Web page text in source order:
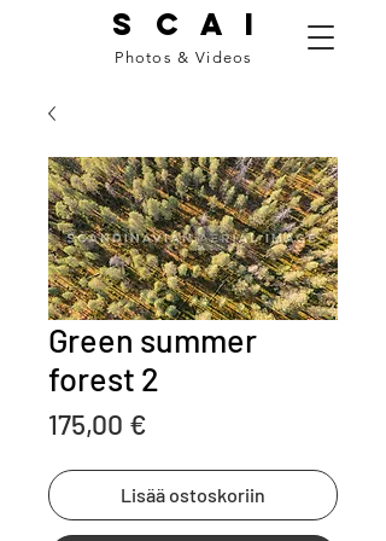
S C A I
Photos & Videos
Green summer
forest 2
175,00 €
Lisää ostoskoriin